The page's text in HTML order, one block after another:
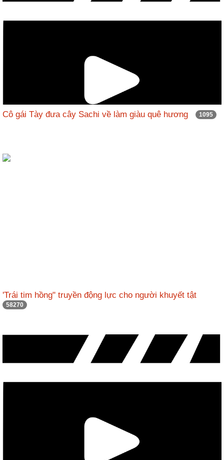
Cô gái Tày đưa cây Sachi về làm giàu quê hương 1095
'Trái tim hồng" truyền động lực cho người khuyết tật
58270